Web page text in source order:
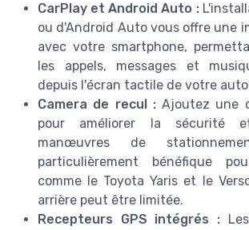
CarPlay et Android Auto :
ou d'Android Auto vous offre une
avec votre smartphone,
les appels, messages et
depuis l'écran tactile de votre
Camera de recul :Ajoutez une
pour améliorer la sécurité
manœuvres de
particulièrement bénéfique
comme le Toyota Yaris et le
arrière peut être limitée.
Recepteurs GPS intégrés :